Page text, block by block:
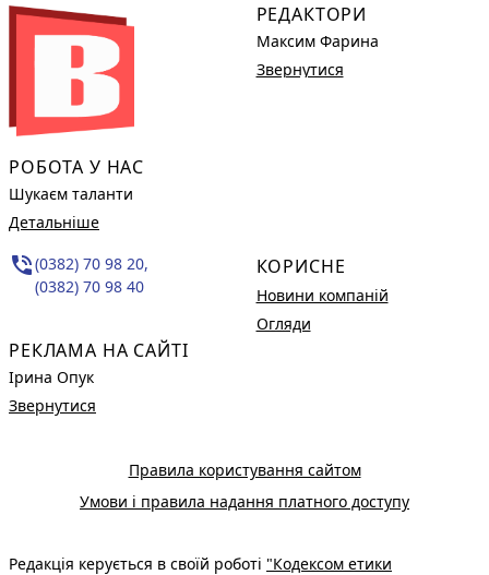
РОБОТА У НАС
Шукаєм таланти
Детальніше
phone_in_talk(0382) 70 98 20,
(0382) 70 98 40
РЕКЛАМА НА САЙТІ
Ірина Опук
Звернутися
РЕДАКТОРИ
Максим Фарина
Звернутися
КОРИСНЕ
Новини компаній
Огляди
Правила користування сайтом
Умови і правила надання платного доступу
Редакція керується в своїй роботі "Кодексом етики